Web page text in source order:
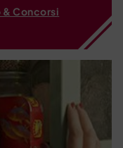
& Concorsi